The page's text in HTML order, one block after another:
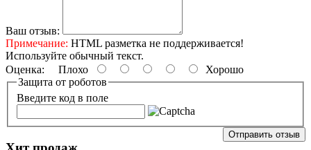
Ваш отзыв:
Примечание: HTML разметка не поддерживается!
Используйте обычный текст.
Оценка: Плохо
Хорошо
Защита от роботов
Введите код в поле
Отправить отзыв